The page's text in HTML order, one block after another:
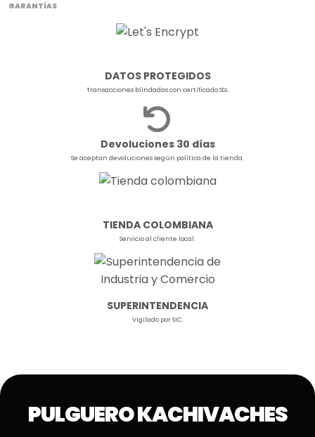
GARANTÍAS
DATOS PROTEGIDOS
Transacciones blindadas con certificado SSL.
Devoluciones 30 días
Se aceptan devoluciones según política de la tienda.
TIENDA COLOMBIANA
Servicio al cliente local.
SUPERINTENDENCIA
Vigilado por SIC.
PULGUERO KACHIVACHES